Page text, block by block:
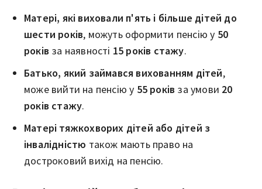
Матері, які виховали п'ять і більше дітей до
шести років, можуть оформити пенсію у 50
років за наявності 15 років стажу.
Батько, який займався вихованням дітей,
може вийти на пенсію у 55 років за умови 20
років стажу.
Матері тяжкохворих дітей або дітей з
інвалідністю також мають право на
достроковий вихід на пенсію.